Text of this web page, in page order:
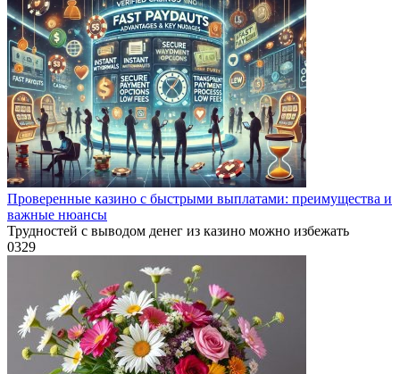
Проверенные казино с быстрыми выплатами: преимущества и
важные нюансы
Трудностей с выводом денег из казино можно избежать
0329